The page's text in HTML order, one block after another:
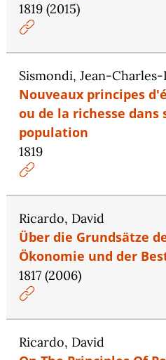
1819 (2015)
Sismondi, Jean-
Nouveaux principes
ou de la richesse dans
population
1819
Ricardo, David
Über die Grundsätze
Ökonomie und der
1817 (2006)
Ricardo, David